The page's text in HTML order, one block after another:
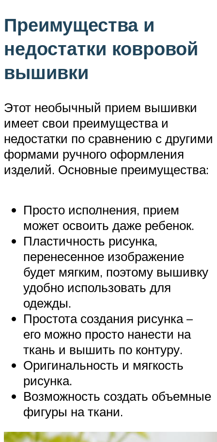
Преимущества и
недостатки ковровой
вышивки
Этот необычный прием вышивки
имеет свои преимущества и
недостатки по сравнению с другими
формами ручного оформления
изделий. Основные преимущества:
Просто исполнения, прием
может освоить даже ребенок.
Пластичность рисунка,
перенесенное изображение
будет мягким, поэтому вышивку
удобно использовать для
одежды.
Простота создания рисунка –
его можно просто нанести на
ткань и вышить по контуру.
Оригинальность и мягкость
рисунка.
Возможность создать объемные
фигуры на ткани.